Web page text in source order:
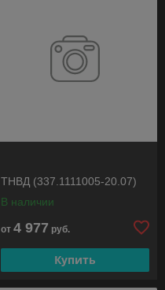
ТНВД (337.1111005-20.07)
В наличии
от 4 977 руб.
Купить